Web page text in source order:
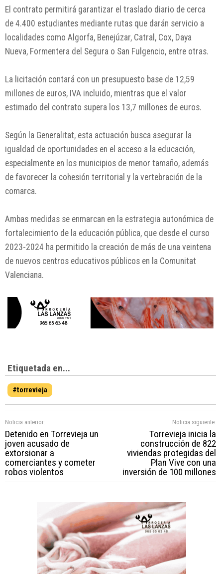
El contrato permitirá garantizar el traslado diario de cerca
de 4.400 estudiantes mediante rutas que darán servicio a
localidades como Algorfa, Benejúzar, Catral, Cox, Daya
Nueva, Formentera del Segura o San Fulgencio, entre otras.
La licitación contará con un presupuesto base de 12,59
millones de euros, IVA incluido, mientras que el valor
estimado del contrato supera los 13,7 millones de euros.
Según la Generalitat, esta actuación busca asegurar la
igualdad de oportunidades en el acceso a la educación,
especialmente en los municipios de menor tamaño, además
de favorecer la cohesión territorial y la vertebración de la
comarca.
Ambas medidas se enmarcan en la estrategia autonómica de
fortalecimiento de la educación pública, que desde el curso
2023-2024 ha permitido la creación de más de una veintena
de nuevos centros educativos públicos en la Comunitat
Valenciana.
Etiquetada en...
#torrevieja
Noticia anterior:
Detenido en Torrevieja un
joven acusado de
extorsionar a
comerciantes y cometer
robos violentos
Noticia siguiente:
Torrevieja inicia la
construcción de 822
viviendas protegidas del
Plan Vive con una
inversión de 100 millones